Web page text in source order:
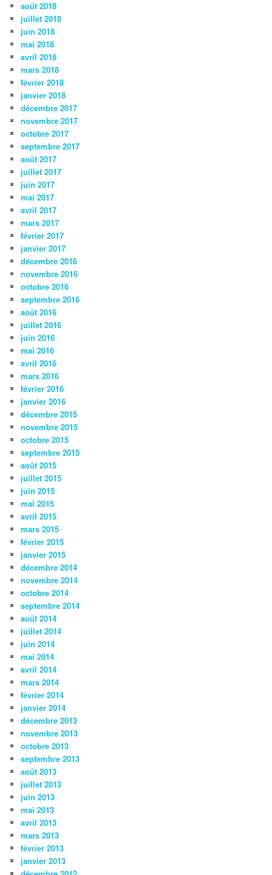
août 2018
juillet 2018
juin 2018
mai 2018
avril 2018
mars 2018
février 2018
janvier 2018
décembre 2017
novembre 2017
octobre 2017
septembre 2017
août 2017
juillet 2017
juin 2017
mai 2017
avril 2017
mars 2017
février 2017
janvier 2017
décembre 2016
novembre 2016
octobre 2016
septembre 2016
août 2016
juillet 2016
juin 2016
mai 2016
avril 2016
mars 2016
février 2016
janvier 2016
décembre 2015
novembre 2015
octobre 2015
septembre 2015
août 2015
juillet 2015
juin 2015
mai 2015
avril 2015
mars 2015
février 2015
janvier 2015
décembre 2014
novembre 2014
octobre 2014
septembre 2014
août 2014
juillet 2014
juin 2014
mai 2014
avril 2014
mars 2014
février 2014
janvier 2014
décembre 2013
novembre 2013
octobre 2013
septembre 2013
août 2013
juillet 2013
juin 2013
mai 2013
avril 2013
mars 2013
février 2013
janvier 2013